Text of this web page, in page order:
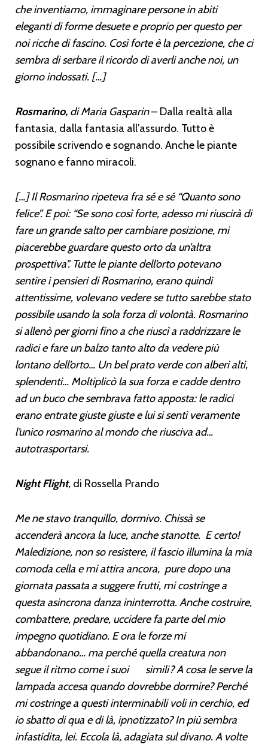
che inventiamo, immaginare persone in abiti
eleganti di forme desuete e proprio per questo per
noi ricche di fascino. Così forte è la percezione, che ci
sembra di serbare il ricordo di averli anche noi, un
giorno indossati. […]
Rosmarino, di Maria Gasparin– Dalla realtà alla
fantasia, dalla fantasia all’assurdo. Tutto è
possibile scrivendo e sognando. Anche le piante
sognano e fanno miracoli.
[…] Il Rosmarino ripeteva fra sé e sé “Quanto sono
felice”. E poi: “Se sono così forte, adesso mi riuscirà di
fare un grande salto per cambiare posizione, mi
piacerebbe guardare questo orto da un’altra
prospettiva”. Tutte le piante dell’orto potevano
sentire i pensieri di Rosmarino, erano quindi
attentissime, volevano vedere se tutto sarebbe stato
possibile usando la sola forza di volontà. Rosmarino
si allenò per giorni fino a che riuscì a raddrizzare le
radici e fare un balzo tanto alto da vedere più
lontano dell’orto… Un bel prato verde con alberi alti,
splendenti… Moltiplicò la sua forza e cadde dentro
ad un buco che sembrava fatto apposta: le radici
erano entrate giuste giuste e lui si sentì veramente
l’unico rosmarino al mondo che riusciva ad…
autotrasportarsi.
Night Flight, di Rossella Prando
Me ne stavo tranquillo, dormivo. Chissà se
accenderà ancora la luce, anche stanotte. E certo!
Maledizione, non so resistere, il fascio illumina la mia
comoda cella e mi attira ancora, pure dopo una
giornata passata a suggere frutti, mi costringe a
questa asincrona danza ininterrotta. Anche costruire,
combattere, predare, uccidere fa parte del mio
impegno quotidiano. E ora le forze mi
abbandonano… ma perché quella creatura non
segue il ritmo come i suoi simili? A cosa le serve la
lampada accesa quando dovrebbe dormire? Perché
mi costringe a questi interminabili voli in cerchio, ed
io sbatto di qua e di là, ipnotizzato? In più sembra
infastidita, lei. Eccola là, adagiata sul divano. A volte